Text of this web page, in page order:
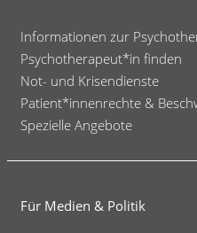
Informationen zur
Psychotherapeut*in finden
Not- und Krisendienste
Patient*innenrechte &
Spezielle Angebote
Für Medien & Politik